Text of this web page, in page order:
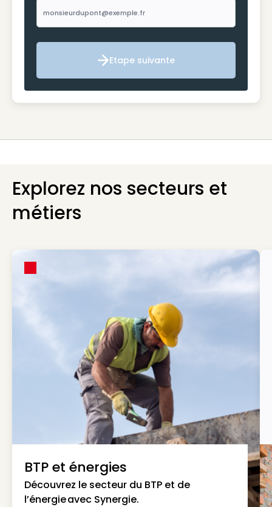
Etape suivante
Etape suivante
Explorez nos secteurs et
métiers
BTP et énergies
Découvrez le secteur du BTP et de
l’énergie avec Synergie.